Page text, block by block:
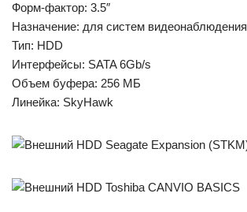
Форм-фактор: 3.5″
Назначение: для систем видеонаблюдения
Тип: HDD
Интерфейсы: SATA 6Gb/s
Объем буфера: 256 МБ
Линейка: SkyHawk